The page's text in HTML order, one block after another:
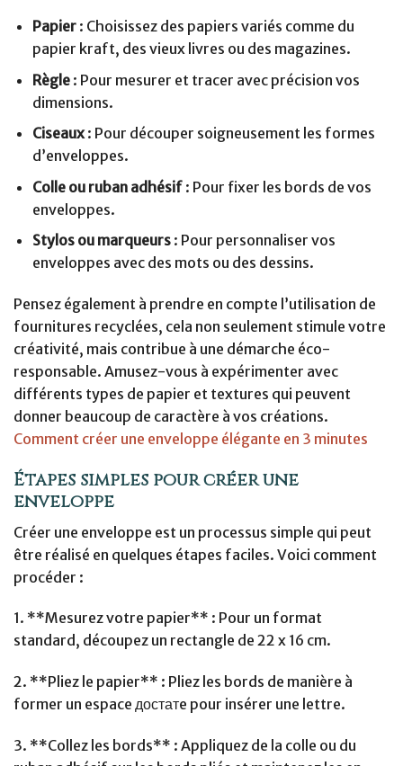
Papier: Choisissez des papiers variés comme du
papier kraft, des vieux livres ou des magazines.
Règle: Pour mesurer et tracer avec précision vos
dimensions.
Ciseaux: Pour découper soigneusement les formes
d’enveloppes.
Colle ou ruban adhésif: Pour fixer les bords de vos
enveloppes.
Stylos ou marqueurs: Pour personnaliser vos
enveloppes avec des mots ou des dessins.
Pensez également à prendre en compte l’utilisation de
fournitures recyclées, cela non seulement stimule votre
créativité, mais contribue à une démarche éco-
responsable. Amusez-vous à expérimenter avec
différents types de papier et textures qui peuvent
donner beaucoup de caractère à vos créations.
Comment créer une enveloppe élégante en 3 minutes
Étapes simples pour créer une
enveloppe
Créer une enveloppe est un processus simple qui peut
être réalisé en quelques étapes faciles. Voici comment
procéder :
1. **Mesurez votre papier** : Pour un format
standard, découpez un rectangle de 22 x 16 cm.
2. **Pliez le papier** : Pliez les bords de manière à
former un espace достатe pour insérer une lettre.
3. **Collez les bords** : Appliquez de la colle ou du